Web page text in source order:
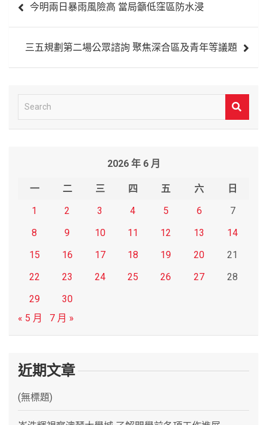
章 今明兩日暴雨風險高 當局籲低窪區防水浸
三五規劃第二場公眾諮詢 聚焦深合區及青年等議題
e
2026 年 6 月
一 二 三 四 五 六
日
1
2 3 4 5 6
7
8
9 10 11 12 13
14
15
16 17 18 19 20
21
22
23 24 25 26 27
28
29
30
« 5 月
7 月 »
近期文章
(無標題)